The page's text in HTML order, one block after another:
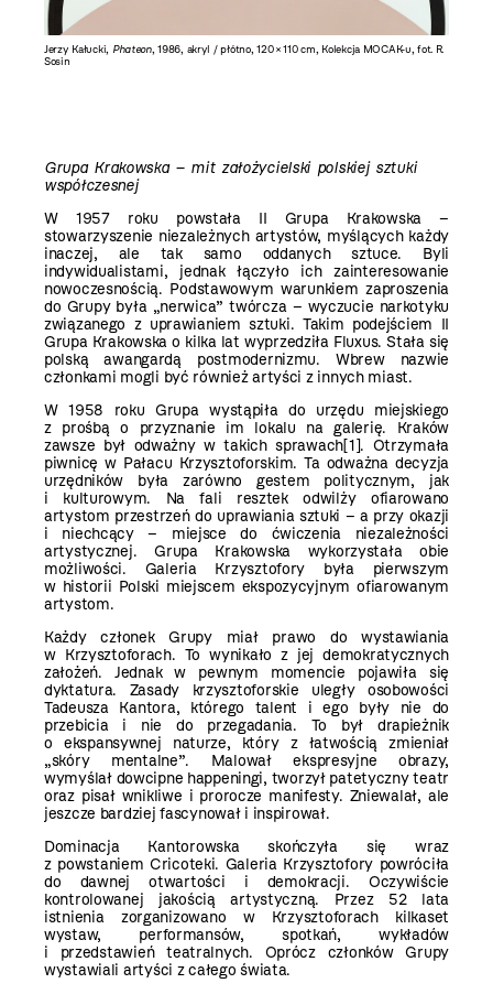
Jerzy Kałucki, Phateon, 1986, akryl / płótno, 120 × 110 cm, Kolekcja MOCAK-u, fot. R.
Sosin
Grupa Krakowska – mit założycielski polskiej sztuki
współczesnej
W 1957 roku powstała II Grupa Krakowska –
stowarzyszenie niezależnych artystów, myślących każdy
inaczej, ale tak samo oddanych sztuce. Byli
indywidualistami, jednak łączyło ich zainteresowanie
nowoczesnością. Podstawowym warunkiem zaproszenia
do Grupy była „nerwica” twórcza – wyczucie narkotyku
związanego z uprawianiem sztuki. Takim podejściem II
Grupa Krakowska o kilka lat wyprzedziła Fluxus. Stała się
polską awangardą postmodernizmu. Wbrew nazwie
członkami mogli być również artyści z innych miast.
W 1958 roku Grupa wystąpiła do urzędu miejskiego
z prośbą o przyznanie im lokalu na galerię. Kraków
zawsze był odważny w takich sprawach[1]. Otrzymała
piwnicę w Pałacu Krzysztoforskim. Ta odważna decyzja
urzędników była zarówno gestem politycznym, jak
i kulturowym. Na fali resztek odwilży ofiarowano
artystom przestrzeń do uprawiania sztuki – a przy okazji
i niechcący – miejsce do ćwiczenia niezależności
artystycznej. Grupa Krakowska wykorzystała obie
możliwości. Galeria Krzysztofory była pierwszym
w historii Polski miejscem ekspozycyjnym ofiarowanym
artystom.
Każdy członek Grupy miał prawo do wystawiania
w Krzysztoforach. To wynikało z jej demokratycznych
założeń. Jednak w pewnym momencie pojawiła się
dyktatura. Zasady krzysztoforskie uległy osobowości
Tadeusza Kantora, którego talent i ego były nie do
przebicia i nie do przegadania. To był drapieżnik
o ekspansywnej naturze, który z łatwością zmieniał
„skóry mentalne”. Malował ekspresyjne obrazy,
wymyślał dowcipne happeningi, tworzył patetyczny teatr
oraz pisał wnikliwe i prorocze manifesty. Zniewalał, ale
jeszcze bardziej fascynował i inspirował.
Dominacja Kantorowska skończyła się wraz
z powstaniem Cricoteki. Galeria Krzysztofory powróciła
do dawnej otwartości i demokracji. Oczywiście
kontrolowanej jakością artystyczną. Przez 52 lata
istnienia zorganizowano w Krzysztoforach kilkaset
wystaw, performansów, spotkań, wykładów
i przedstawień teatralnych. Oprócz członków Grupy
wystawiali artyści z całego świata.